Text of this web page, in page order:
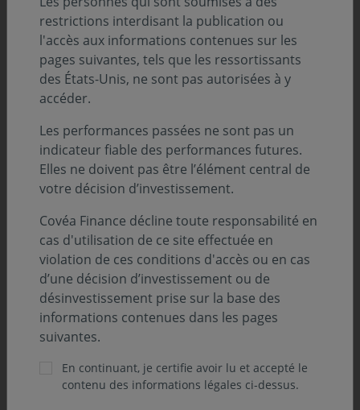
européennes et internationales, gestion
taux et multigestion, tous s’attachent à
cultiver la profondeur de nos réflexions
mais aussi notre capacité à être agile et
opportunités. »
Jacques-André NADAL, Directeur Général Délégué en charge
de l'ensemble des Gestions, de la Négociation et de l'ensemble
des Recherches
restrictions interdisant la publication ou
l'accès aux informations contenues sur les
pages suivantes, tels que les ressortissants
des États-Unis, ne sont pas autorisées à y
accéder.
Les performances passées ne sont pas un
indicateur fiable des performances futures.
Elles ne doivent pas être l’élément central de
votre décision d’investissement.
Covéa Finance décline toute responsabilité en
cas d'utilisation de ce site effectuée en
violation de ces conditions d'accès ou en cas
d’une décision d’investissement ou de
désinvestissement prise sur la base des
informations contenues dans les pages
suivantes.
En continuant, je certifie avoir lu et accepté le
contenu des informations légales ci-dessus.